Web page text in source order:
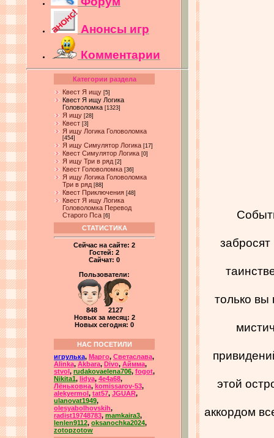
Анонсы игр
Комментарии
Категории раздела
Квест Я ищу [5]
Квест Я ищу Логика
Головоломка [1323]
Я ищу [28]
Квест [3]
Я ищу Логика Головоломка
[454]
Я ищу Симулятор Логика [17]
Квест Симулятор Логика [0]
Я ищу Три в ряд [2]
Квест Головоломка [36]
Я ищу Логика Головоломка
Три в ряд [88]
Квест Приключения [48]
Квест Я ищу Логика
Головоломка Перевод
Старого Пса [6]
СТАТИСТИКА
Сейчас на сайте: 2
Гостей: 2
Сайчат: 0
Пользователи:
848 2127
Новых за месяц: 2
Новых сегодня: 0
НАС ПОСЕТИЛИ
игрулька, Марго, Светаслава,
Alinka, Akbara, Divo, Аймма,
stvol , rudakovaelena706, fogot,
Nikita1, lidya, 4e4a68,
Лёньковна, komissarov-53,
alekyermol , tat57, JGUAR,
ulanovat1949,
olesyabolhovskih,
radist19748783, mamkaira3,
lenlen9112, oksanochka2024,
zotopzotow
только вы
этой
аккордом